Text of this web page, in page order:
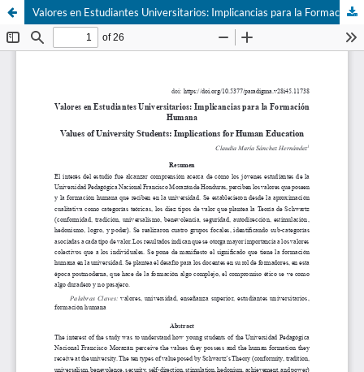
Valores en Estudiantes Universitarios: Implicancias para la Formación Humana